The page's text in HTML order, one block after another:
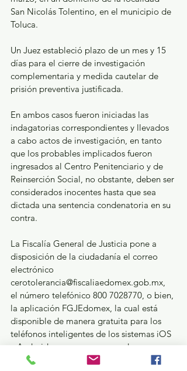
San Nicolás Tolentino, en el municipio de
Toluca.
Un Juez estableció plazo de un mes y 15
días para el cierre de investigación
complementaria y medida cautelar de
prisión preventiva justificada.
En ambos casos fueron iniciadas las
indagatorias correspondientes y llevados
a cabo actos de investigación, en tanto
que los probables implicados fueron
ingresados al Centro Penitenciario y de
Reinserción Social, no obstante, deben ser
considerados inocentes hasta que sea
dictada una sentencia condenatoria en su
contra.
La Fiscalía General de Justicia pone a
disposición de la ciudadanía el correo
electrónico
cerotolerancia@fiscaliaedomex.gob.mx,
el número telefónico 800 7028770, o bien,
la aplicación FGJEdomex, la cual está
disponible de manera gratuita para los
teléfonos inteligentes de los sistemas iOS
y Android, para que, en caso de
reconocer a estos individuos como